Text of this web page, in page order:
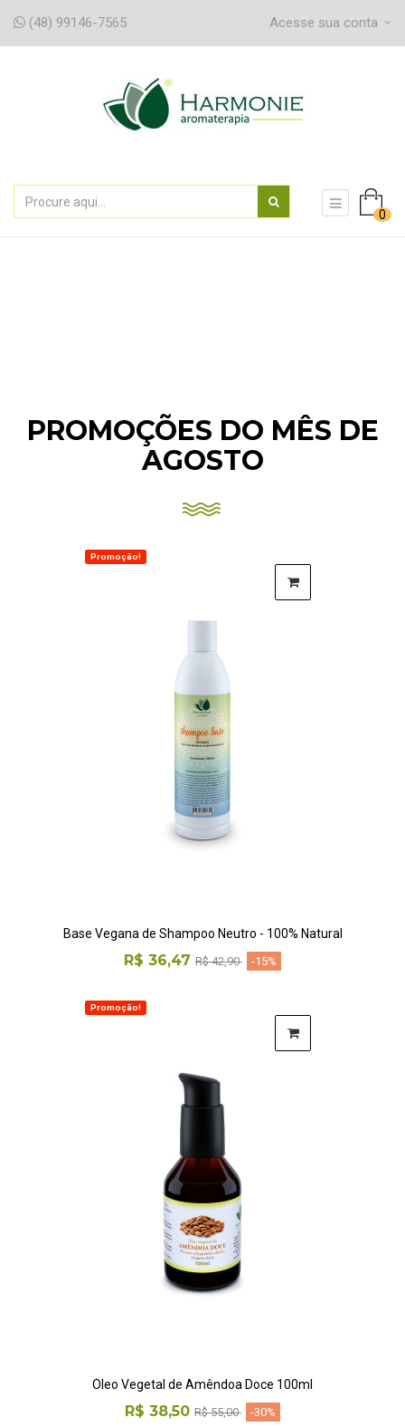
(48) 99146-7565 Acesse sua conta
0
PROMOÇÕES DO MÊS DE
AGOSTO
Promoção!
Base Vegana de Shampoo Neutro - 100% Natural
R$ 36,47 R$ 42,90 -15%
Promoção!
Óleo Vegetal de Amêndoa Doce 100ml
R$ 38,50 R$ 55,00 -30%